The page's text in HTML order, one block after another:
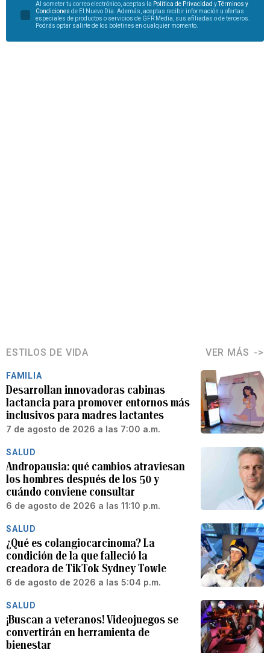
Al someter tu correo electrónico, aceptas la Política de Privacidad yTérminos y
Condiciones de El Nuevo Día. Además, aceptas recibir información u ofertas
especiales de productos o servicios de GFR Media, sus afiliadas o de terceros.
Podrás optar salirte de los boletines en cualquier momento.
ESTILOS DE VIDA VER MÁS
FAMILIA
Desarrollan innovadoras cabinas
lactancia para promover entornos más
inclusivos para madres lactantes
7 de agosto de 2026 a las 7:00 a.m.
SALUD
Andropausia: qué cambios atraviesan
los hombres después de los 50 y
cuándo conviene consultar
6 de agosto de 2026 a las 11:10 p.m.
SALUD
¿Qué es colangiocarcinoma? La
condición de la que falleció la
creadora de TikTok Sydney Towle
6 de agosto de 2026 a las 5:04 p.m.
SALUD
¡Buscan a veteranos! Videojuegos se
convertirán en herramienta de
bienestar